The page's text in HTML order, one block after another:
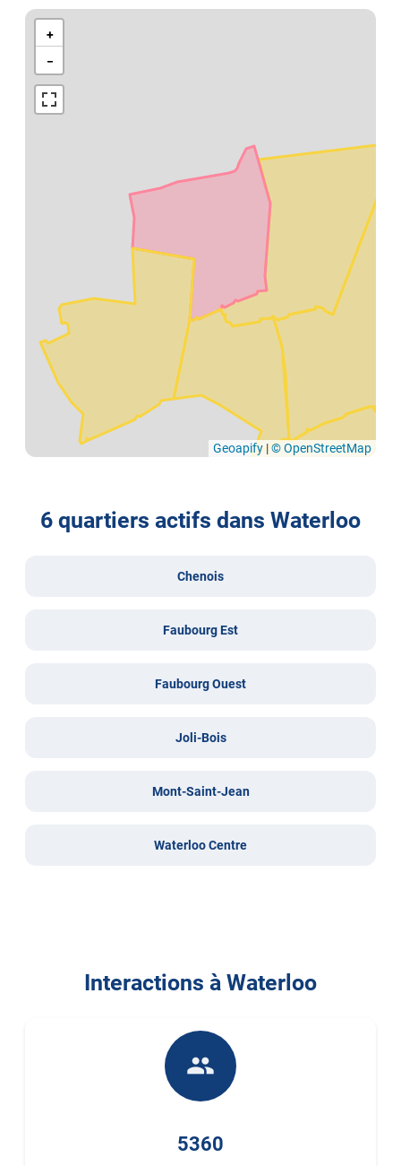
Kaart
Waterloo
+
−
Geoapify |© OpenStreetMap
6 quartiers actifs dans Waterloo
Chenois
Faubourg Est
Faubourg Ouest
Joli-Bois
Mont-Saint-Jean
Waterloo Centre
Interactions à Waterloo
people
5360